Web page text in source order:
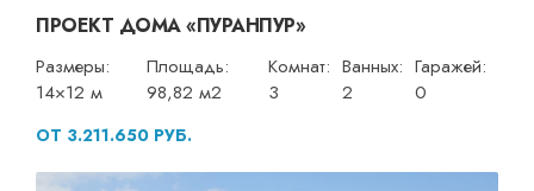
ПРОЕКТ ДОМА «ПУРАНПУР»
Размеры:
14×12 м
Площадь:
98,82 м2
Комнат:
3
Ванных:
2
Гаражей:
0
ОТ 3.211.650 РУБ.